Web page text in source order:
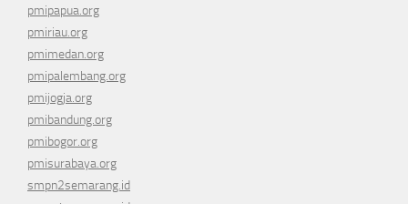
pmipapua.org
pmiriau.org
pmimedan.org
pmipalembang.org
pmijogja.org
pmibandung.org
pmibogor.org
pmisurabaya.org
smpn2semarang.id